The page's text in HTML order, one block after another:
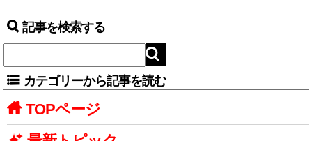
記事を検索する
カテゴリーから記事を読む
TOPページ